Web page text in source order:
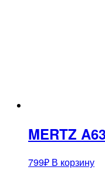
MERTZ
799₽ В корзину